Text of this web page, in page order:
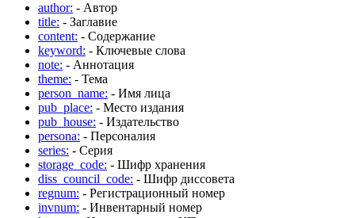
author: - Автор
title: - Заглавие
content: - Содержание
keyword: - Ключевые слова
note: - Аннотация
theme: - Тема
person_name: - Имя лица
pub_place: - Место издания
pub_house: - Издательство
persona: - Персоналия
series: - Серия
storage_code: - Шифр хранения
diss_council_code: - Шифр диссовета
regnum: - Регистрационный номер
invnum: - Инвентарный номер